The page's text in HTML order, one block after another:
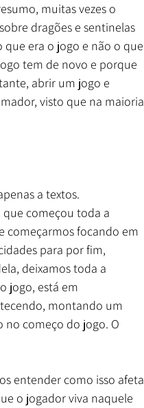
muitas vezes o
dragões e sentinelas
que era o jogo e não o que
tem de novo e porque
abrir um jogo e
visto que na maioria
a textos.
começou toda a
começarmos focando em
para por fim,
deixamos toda a
jogo, está em
montando um
no começo do jogo. O
entender como isso afeta
o jogador viva naquele